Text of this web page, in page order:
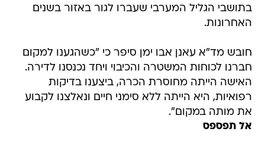
בתושבי הגליל המערבי שעברו לגור באזור בשנים
האחרונות.
חובש מד"א עאנן אבו ימן סיפר כי "כשהגענו למקום
חברנו לכוחות המשטרה והכיבוי ויחד נכנסנו לדירה.
האישה הייתה מחוסרת הכרה, ביצענו בדיקות
רפואיות, היא הייתה ללא סימני חיים ונאלצנו לקבוע
את מותה במקום".
אל תפספס